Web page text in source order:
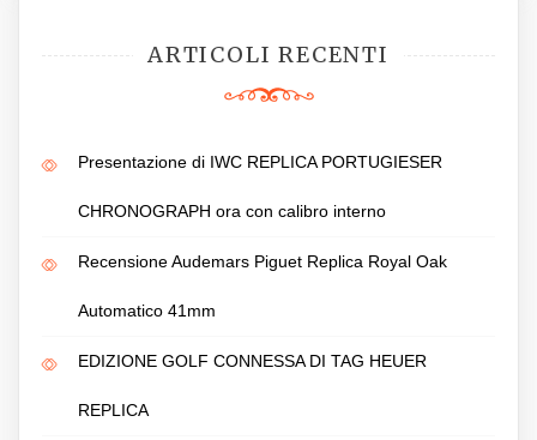
ARTICOLI RECENTI
Presentazione di IWC REPLICA PORTUGIESER
CHRONOGRAPH ora con calibro interno
Recensione Audemars Piguet Replica Royal Oak
Automatico 41mm
EDIZIONE GOLF CONNESSA DI TAG HEUER
REPLICA